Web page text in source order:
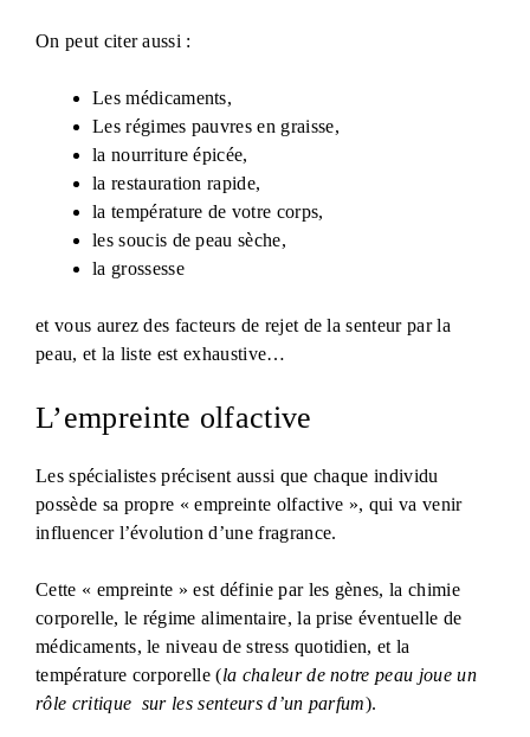
On peut citer aussi :
Les médicaments,
Les régimes pauvres en graisse,
la nourriture épicée,
la restauration rapide,
la température de votre corps,
les soucis de peau sèche,
la grossesse
et vous aurez des facteurs de rejet de la senteur par la
peau, et la liste est exhaustive…
L’empreinte olfactive
Les spécialistes précisent aussi que chaque individu
possède sa propre « empreinte olfactive », qui va venir
influencer l’évolution d’une fragrance.
Cette « empreinte » est définie par les gènes, la chimie
corporelle, le régime alimentaire, la prise éventuelle de
médicaments, le niveau de stress quotidien, et la
température corporelle (la chaleur de notre peau joue un
rôle critique sur les senteurs d’un parfum).